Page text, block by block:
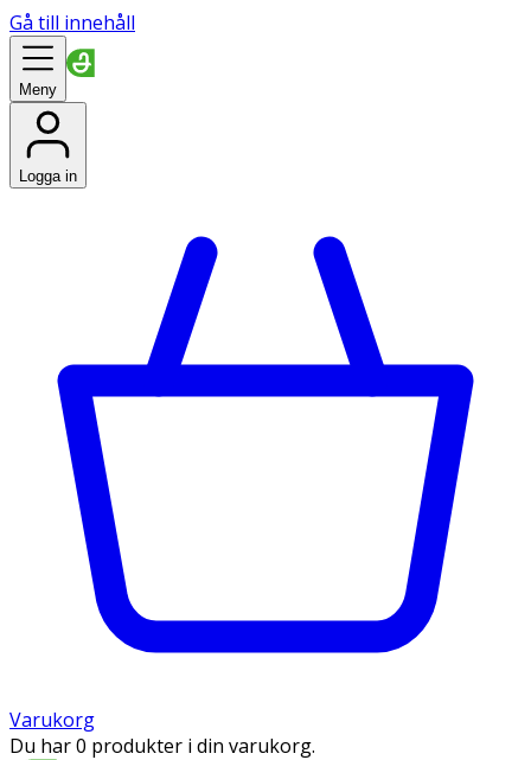
Gå till innehåll
Meny
Logga in
Varukorg
Du har 0 produkter i din varukorg.